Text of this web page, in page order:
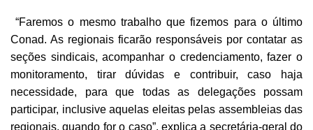
“Faremos o mesmo trabalho que fizemos para o último
Conad. As regionais ficarão responsáveis por contatar as
seções sindicais, acompanhar o credenciamento, fazer o
monitoramento, tirar dúvidas e contribuir, caso haja
necessidade, para que todas as delegações possam
participar, inclusive aquelas eleitas pelas assembleias das
regionais, quando for o caso”, explica a secretária-geral do